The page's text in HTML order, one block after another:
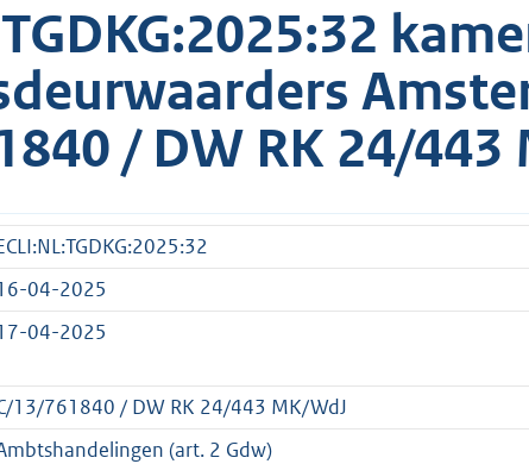
/ DW RK 24/443
04-2025
04-2025
13/761840 / DW RK 24/443 MK/WdJ
(art. 2 Gdw)